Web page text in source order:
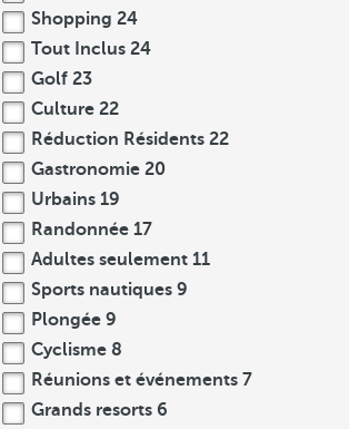
Shopping 24
Tout Inclus 24
Golf 23
Culture 22
Réduction Résidents 22
Gastronomie 20
Urbains 19
Randonnée 17
Adultes seulement 11
Sports nautiques 9
Plongée 9
Cyclisme 8
Réunions et événements 7
Grands resorts 6